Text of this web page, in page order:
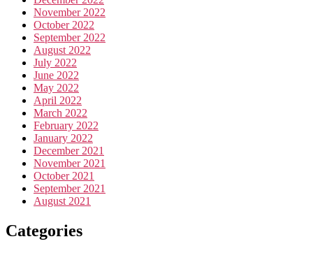
November 2022
October 2022
September 2022
August 2022
July 2022
June 2022
May 2022
April 2022
March 2022
February 2022
January 2022
December 2021
November 2021
October 2021
September 2021
August 2021
Categories